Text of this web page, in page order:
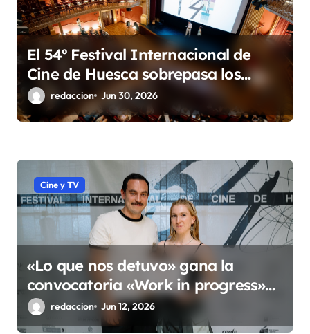
El 54º Festival Internacional de
Cine de Huesca sobrepasa los
10.000 espectadores
redaccion Jun 30, 2026
Cine y TV
«Lo que nos detuvo» gana la
convocatoria «Work in progress»
del 54º Festival Internacional de
Cine de Huesca
redaccion Jun 12, 2026